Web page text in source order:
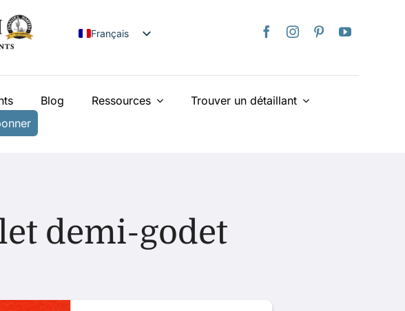
Français
日本語
Italiano
简体中文
Blog Ressources
Trouver un détaillant
demi-godet